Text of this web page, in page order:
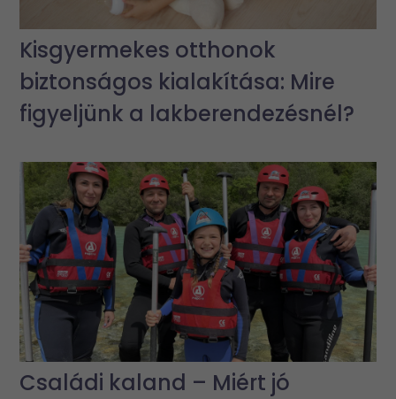
Kisgyermekes otthonok
biztonságos kialakítása: Mire
figyeljünk a lakberendezésnél?
Családi kaland – Miért jó